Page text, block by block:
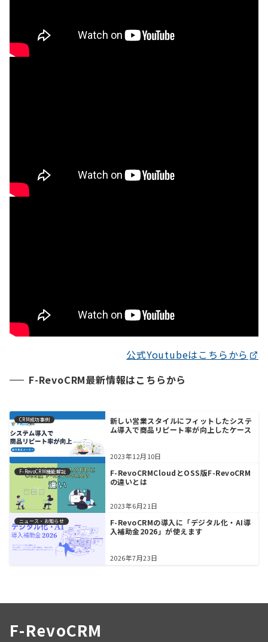
公式Youtubeはこちらから
F-RevoCRM最新情報はこちらから
CRM成功事例
新しい営業スタイルにフィットしたシステ
ム導入で商品リピート率が向上したケース
2023年12月10日
F-RevoCRM機能解説
F-RevoCRMCloudとOSS版F-RevoCRM
の違いとは
2023年6月21日
ニュース・お知らせ
F-RevoCRMの導入に「デジタル化・AI導
入補助金2026」が使えます
2026年7月23日
F-RevoCRM